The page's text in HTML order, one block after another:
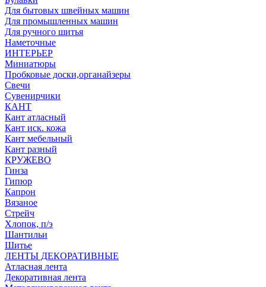
Для бытовых швейных машин
Для промышленных машин
Для ручного шитья
Наметочные
ИНТЕРЬЕР
Миниатюры
Пробковые доски,органайзеры
Свечи
Сувенирчики
КАНТ
Кант атласный
Кант иск. кожа
Кант мебельный
Кант разный
КРУЖЕВО
Гинза
Гипюр
Капрон
Вязаное
Стрейч
Хлопок, п/э
Шантильи
Шитье
ЛЕНТЫ ДЕКОРАТИВНЫЕ
Атласная лента
Декоративная лента